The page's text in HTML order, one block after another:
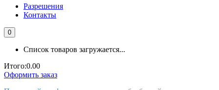
Разрешения
Контакты
0
Список товаров загружается...
Итого:0.00
Оформить заказ